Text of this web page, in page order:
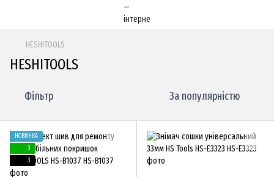
HESHITOOLS
HESHITOOLS
Фільтр За популярністю
НОВИНКА
3
3